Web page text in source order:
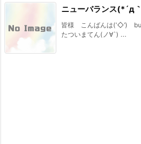
ニューバランス(*´д
皆様 こんばんは(‘◇’)ゞ
たついまてん(ノ∀`) ...